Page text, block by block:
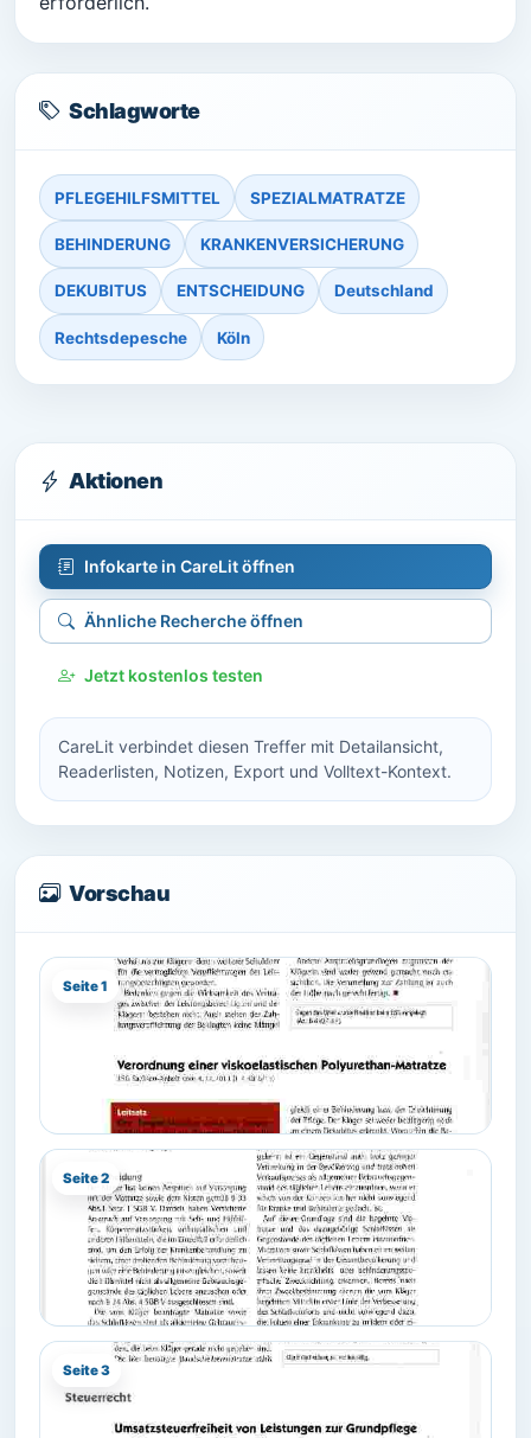
Schlagworte
PFLEGEHILFSMITTEL SPEZIALMATRATZE
BEHINDERUNG KRANKENVERSICHERUNG
DEKUBITUS ENTSCHEIDUNG Deutschland
Rechtsdepesche Köln
Aktionen
Infokarte in CareLit öffnen
Ähnliche Recherche öffnen
Jetzt kostenlos testen
CareLit verbindet diesen Treffer mit Detailansicht,
Readerlisten, Notizen, Export und Volltext-Kontext.
Vorschau
Seite 1
Seite 2
Seite 3